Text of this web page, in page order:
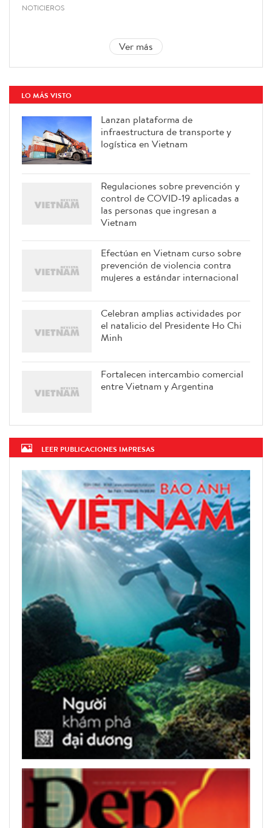
NOTICIEROS
Ver más
LO MÁS VISTO
Lanzan plataforma de
infraestructura de transporte y
logística en Vietnam
Regulaciones sobre prevención y
control de COVID-19 aplicadas a
las personas que ingresan a
Vietnam
Efectúan en Vietnam curso sobre
prevención de violencia contra
mujeres a estándar internacional
Celebran amplias actividades por
el natalicio del Presidente Ho Chi
Minh
Fortalecen intercambio comercial
entre Vietnam y Argentina
LEER PUBLICACIONES IMPRESAS